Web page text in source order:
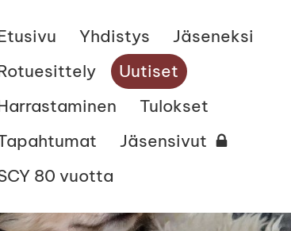
Yhdistys
Jäseneksi
Uutiset
Tulokset
Jäsensivut
80 vuotta